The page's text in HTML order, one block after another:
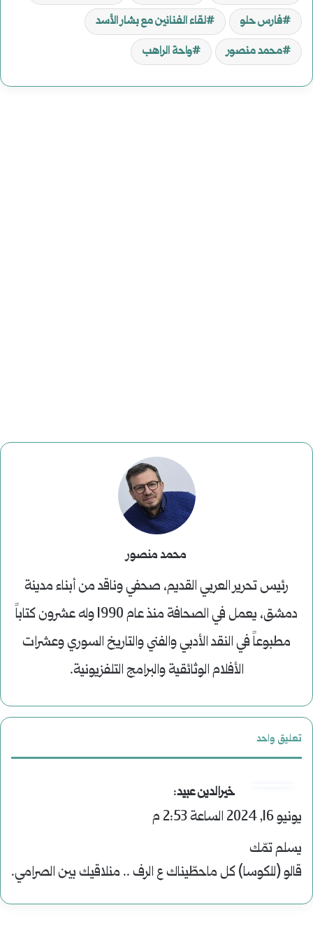
فارس حلو
لقاء الفنانين مع بشار الأسد
محمد منصور
واحة الراهب
محمد منصور
رئيس تحرير العربي القديم، صحفي وناقد من أبناء مدينة
دمشق، يعمل في الصحافة منذ عام 1990 وله عشرون كتاباً
مطبوعاً في النقد الأدبي والفني والتاريخ السوري وعشرات
الأفلام الوثائقية والبرامج التلفزيونية.
تعليق واحد
ي
ق
ل
خيرالدين عبيد:
يونيو 16, 2024 الساعة 2:53 م
يسلم تمّك
قالو (للكوسا) كل ماحطّيناك ع الرف .. منلاقيك بين الصرامي.